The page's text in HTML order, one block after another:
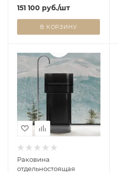
151 100 руб./шт
В КОРЗИНУ
Раковина
отдельностоящая